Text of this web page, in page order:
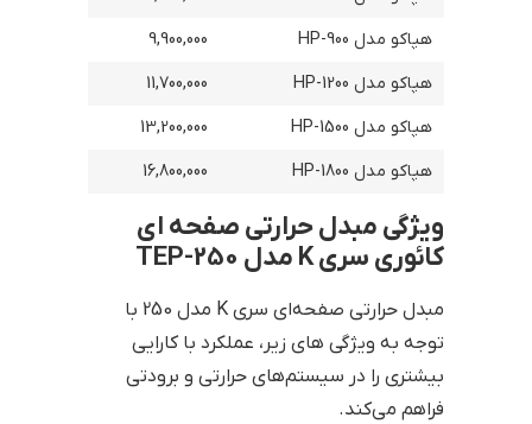
هپاکو مدل HP-900
9,900,000
هپاکو مدل HP-1200
11,700,000
هپاکو مدل HP-1500
13,200,000
هپاکو مدل HP-1800
16,800,000
ویژگی مبدل حرارتی صفحه ای
کائوری سری K مدل 250-TEP
مبدل حرارتی صفحه‌ای سری K مدل 250 با
توجه به ویژگی های زیر، عملکرد با کارایی
بیشتری را در سیستم‌های حرارتی و برودتی
فراهم می‌کند.